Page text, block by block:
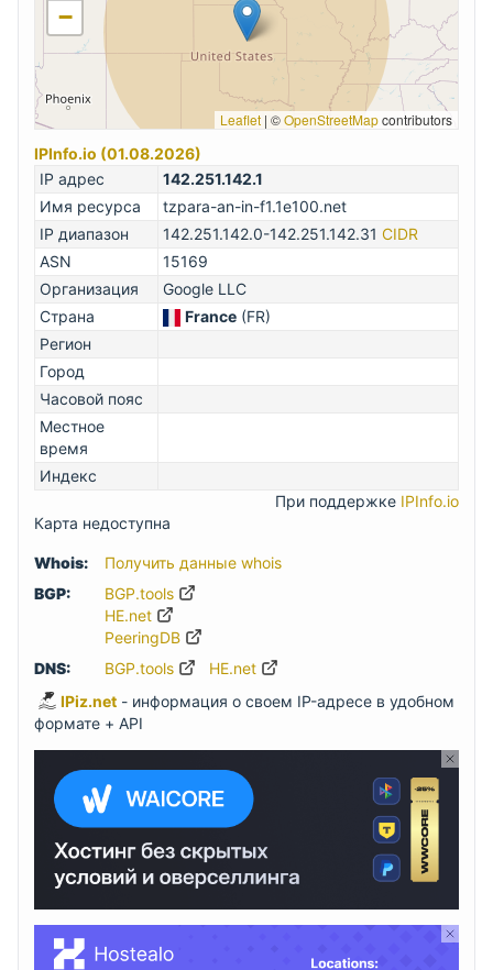
−
Leaflet | ©OpenStreetMapcontributors
IPInfo.io (01.08.2026)
IP адрес
142.251.142.1
Имя ресурса
tzpara-an-in-f1.1e100.net
IP диапазон
142.251.142.0-142.251.142.31 CIDR
ASN
15169
Организация
Google LLC
Страна
France (FR)
Регион
Город
Часовой пояс
Местное
время
Индекс
При поддержке IPInfo.io
Карта недоступна
Whois:
Получить данные whois
BGP:
BGP.tools
HE.net
PeeringDB
DNS:
BGP.tools
HE.net
IPiz.net - информация о своем IP-адресе в удобном
формате + API